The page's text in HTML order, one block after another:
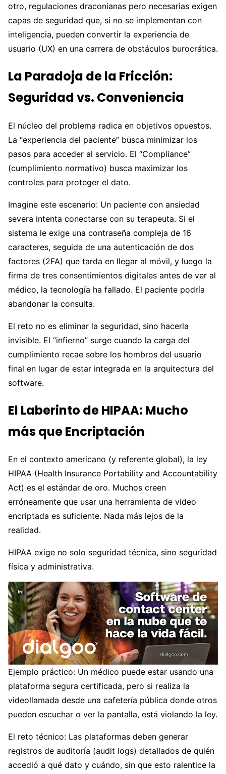
otro, regulaciones draconianas pero necesarias exigen
capas de seguridad que, si no se implementan con
inteligencia, pueden convertir la experiencia de
usuario (UX) en una carrera de obstáculos burocrática.
La Paradoja de la Fricción:
Seguridad vs. Conveniencia
El núcleo del problema radica en objetivos opuestos.
La “experiencia del paciente” busca minimizar los
pasos para acceder al servicio. El “Compliance”
(cumplimiento normativo) busca maximizar los
controles para proteger el dato.
Imagine este escenario: Un paciente con ansiedad
severa intenta conectarse con su terapeuta. Si el
sistema le exige una contraseña compleja de 16
caracteres, seguida de una autenticación de dos
factores (2FA) que tarda en llegar al móvil, y luego la
firma de tres consentimientos digitales antes de ver al
médico, la tecnología ha fallado. El paciente podría
abandonar la consulta.
El reto no es eliminar la seguridad, sino hacerla
invisible. El “infierno” surge cuando la carga del
cumplimiento recae sobre los hombros del usuario
final en lugar de estar integrada en la arquitectura del
software.
El Laberinto de HIPAA: Mucho
más que Encriptación
En el contexto americano (y referente global), la ley
HIPAA (Health Insurance Portability and Accountability
Act) es el estándar de oro. Muchos creen
erróneamente que usar una herramienta de video
encriptada es suficiente. Nada más lejos de la
realidad.
HIPAA exige no solo seguridad técnica, sino seguridad
física y administrativa.
Ejemplo práctico: Un médico puede estar usando una
plataforma segura certificada, pero si realiza la
videollamada desde una cafetería pública donde otros
pueden escuchar o ver la pantalla, está violando la ley.
El reto técnico: Las plataformas deben generar
registros de auditoría (audit logs) detallados de quién
accedió a qué dato y cuándo, sin que esto ralentice la